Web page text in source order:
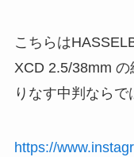
こちらは
XCD 2.5/38mm
りなす中判ならで
https://